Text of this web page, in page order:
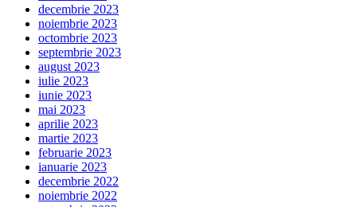
decembrie 2023
noiembrie 2023
octombrie 2023
septembrie 2023
august 2023
iulie 2023
iunie 2023
mai 2023
aprilie 2023
martie 2023
februarie 2023
ianuarie 2023
decembrie 2022
noiembrie 2022